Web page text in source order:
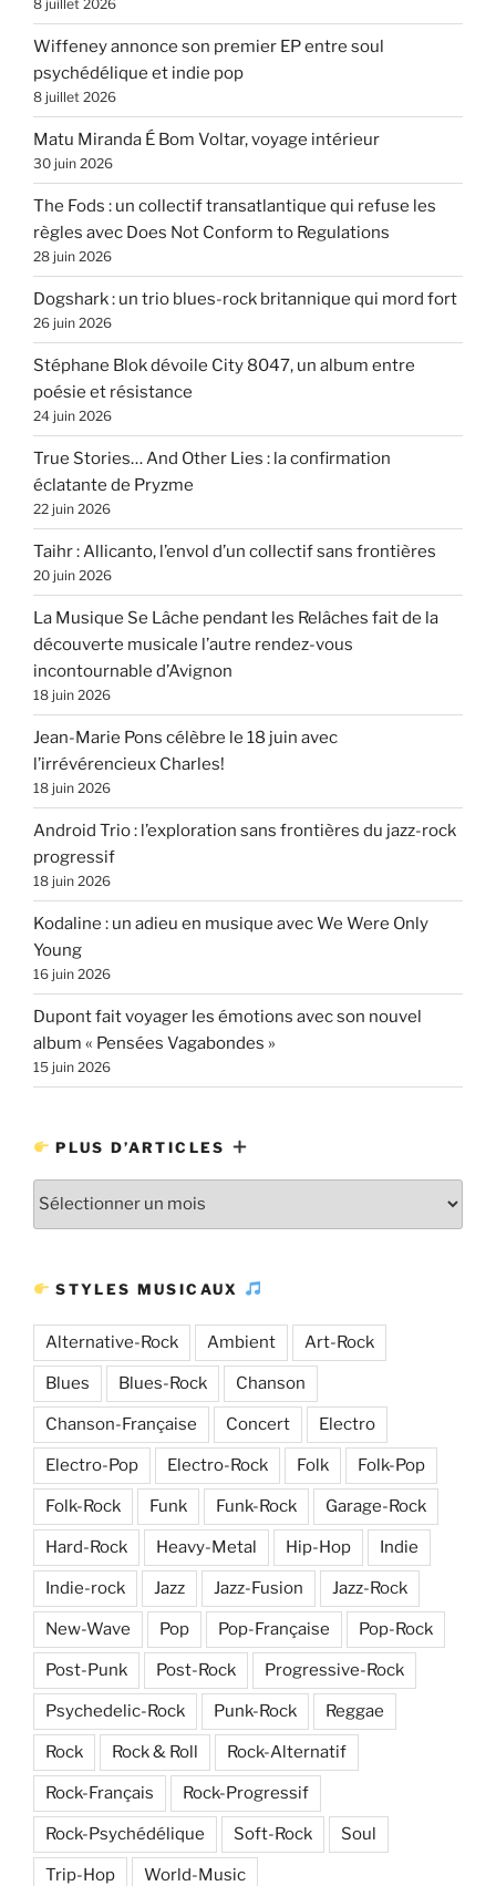
8 juillet 2026
Wiffeney annonce son premier EP entre soul
psychédélique et indie pop
8 juillet 2026
Matu Miranda É Bom Voltar, voyage intérieur
30 juin 2026
The Fods : un collectif transatlantique qui refuse les
règles avec Does Not Conform to Regulations
28 juin 2026
Dogshark : un trio blues-rock britannique qui mord fort
26 juin 2026
Stéphane Blok dévoile City 8047, un album entre
poésie et résistance
24 juin 2026
True Stories… And Other Lies : la confirmation
éclatante de Pryzme
22 juin 2026
Taihr : Allicanto, l’envol d’un collectif sans frontières
20 juin 2026
La Musique Se Lâche pendant les Relâches fait de la
découverte musicale l’autre rendez-vous
incontournable d’Avignon
18 juin 2026
Jean-Marie Pons célèbre le 18 juin avec
l’irrévérencieux Charles!
18 juin 2026
Android Trio : l’exploration sans frontières du jazz-rock
progressif
18 juin 2026
Kodaline : un adieu en musique avec We Were Only
Young
16 juin 2026
Dupont fait voyager les émotions avec son nouvel
album « Pensées Vagabondes »
15 juin 2026
PLUS D’ARTICLES
STYLES MUSICAUX
Alternative-Rock Ambient Art-Rock
Blues Blues-Rock Chanson
Chanson-Française Concert Electro
Electro-Pop Electro-Rock Folk Folk-Pop
Folk-Rock Funk Funk-Rock Garage-Rock
Hard-Rock Heavy-Metal Hip-Hop Indie
Indie-rock Jazz Jazz-Fusion Jazz-Rock
New-Wave Pop Pop-Française Pop-Rock
Post-Punk Post-Rock Progressive-Rock
Psychedelic-Rock Punk-Rock Reggae
Rock Rock & Roll Rock-Alternatif
Rock-Français Rock-Progressif
Rock-Psychédélique Soft-Rock Soul
Trip-Hop World-Music